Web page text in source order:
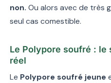
non. Ou alors avec de très
seul cas comestible.
Le Polypore soufré : le
réel
Le Polypore soufré jeune